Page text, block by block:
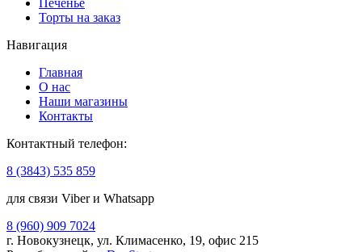
Печенье
Торты на заказ
Навигация
Главная
О нас
Наши магазины
Контакты
Контактный телефон:
8 (3843) 535 859
для связи Viber и Whatsapp
8 (960) 909 7024
г. Новокузнецк, ул. Климасенко, 19, офис 215